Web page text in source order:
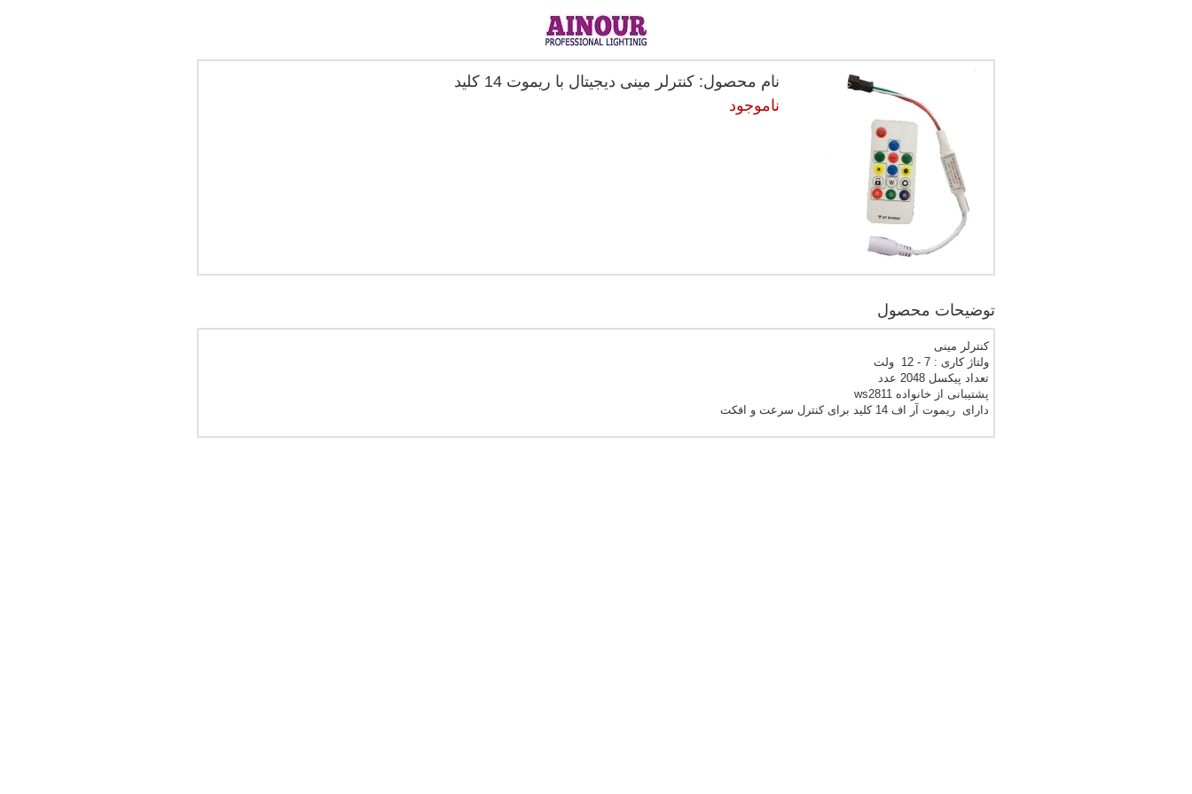
نام محصول: کنترلر مینی دیجیتال با ریموت 14 کلید
ناموجود
توضیحات محصول
کنترلر مینی
ولتاژ کاری : 7 - 12 ولت
تعداد پیکسل 2048 عدد
پشتیبانی از خانواده ws2811
دارای ریموت آر اف 14 کلید برای کنترل سرعت و افکت